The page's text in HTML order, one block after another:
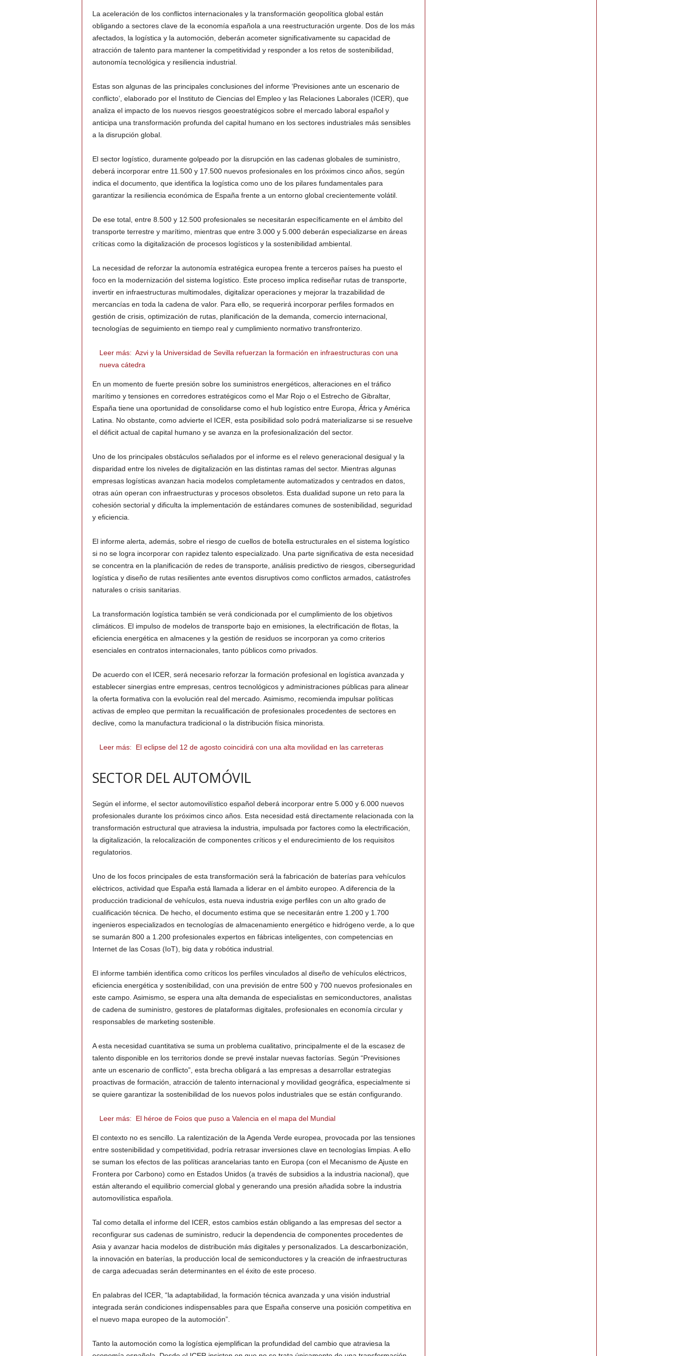
La aceleración de los conflictos internacionales y la transformación geopolítica global están
obligando a sectores clave de la economía española a una reestructuración urgente. Dos de los más
afectados, la logística y la automoción, deberán acometer significativamente su capacidad de
atracción de talento para mantener la competitividad y responder a los retos de sostenibilidad,
autonomía tecnológica y resiliencia industrial.
Estas son algunas de las principales conclusiones del informe ‘Previsiones ante un escenario de
conflicto’, elaborado por el Instituto de Ciencias del Empleo y las Relaciones Laborales (ICER), que
analiza el impacto de los nuevos riesgos geoestratégicos sobre el mercado laboral español y
anticipa una transformación profunda del capital humano en los sectores industriales más sensibles
a la disrupción global.
El sector logístico, duramente golpeado por la disrupción en las cadenas globales de suministro,
deberá incorporar entre 11.500 y 17.500 nuevos profesionales en los próximos cinco años, según
indica el documento, que identifica la logística como uno de los pilares fundamentales para
garantizar la resiliencia económica de España frente a un entorno global crecientemente volátil.
De ese total, entre 8.500 y 12.500 profesionales se necesitarán específicamente en el ámbito del
transporte terrestre y marítimo, mientras que entre 3.000 y 5.000 deberán especializarse en áreas
críticas como la digitalización de procesos logísticos y la sostenibilidad ambiental.
La necesidad de reforzar la autonomía estratégica europea frente a terceros países ha puesto el
foco en la modernización del sistema logístico. Este proceso implica rediseñar rutas de transporte,
invertir en infraestructuras multimodales, digitalizar operaciones y mejorar la trazabilidad de
mercancías en toda la cadena de valor. Para ello, se requerirá incorporar perfiles formados en
gestión de crisis, optimización de rutas, planificación de la demanda, comercio internacional,
tecnologías de seguimiento en tiempo real y cumplimiento normativo transfronterizo.
Leer más: Azvi y la Universidad de Sevilla refuerzan la formación en infraestructuras con una
nueva cátedra
En un momento de fuerte presión sobre los suministros energéticos, alteraciones en el tráfico
marítimo y tensiones en corredores estratégicos como el Mar Rojo o el Estrecho de Gibraltar,
España tiene una oportunidad de consolidarse como el hub logístico entre Europa, África y América
Latina. No obstante, como advierte el ICER, esta posibilidad solo podrá materializarse si se resuelve
el déficit actual de capital humano y se avanza en la profesionalización del sector.
Uno de los principales obstáculos señalados por el informe es el relevo generacional desigual y la
disparidad entre los niveles de digitalización en las distintas ramas del sector. Mientras algunas
empresas logísticas avanzan hacia modelos completamente automatizados y centrados en datos,
otras aún operan con infraestructuras y procesos obsoletos. Esta dualidad supone un reto para la
cohesión sectorial y dificulta la implementación de estándares comunes de sostenibilidad, seguridad
y eficiencia.
El informe alerta, además, sobre el riesgo de cuellos de botella estructurales en el sistema logístico
si no se logra incorporar con rapidez talento especializado. Una parte significativa de esta necesidad
se concentra en la planificación de redes de transporte, análisis predictivo de riesgos, ciberseguridad
logística y diseño de rutas resilientes ante eventos disruptivos como conflictos armados, catástrofes
naturales o crisis sanitarias.
La transformación logística también se verá condicionada por el cumplimiento de los objetivos
climáticos. El impulso de modelos de transporte bajo en emisiones, la electrificación de flotas, la
eficiencia energética en almacenes y la gestión de residuos se incorporan ya como criterios
esenciales en contratos internacionales, tanto públicos como privados.
De acuerdo con el ICER, será necesario reforzar la formación profesional en logística avanzada y
establecer sinergias entre empresas, centros tecnológicos y administraciones públicas para alinear
la oferta formativa con la evolución real del mercado. Asimismo, recomienda impulsar políticas
activas de empleo que permitan la recualificación de profesionales procedentes de sectores en
declive, como la manufactura tradicional o la distribución física minorista.
Leer más: El eclipse del 12 de agosto coincidirá con una alta movilidad en las carreteras
SECTOR DEL AUTOMÓVIL
Según el informe, el sector automovilístico español deberá incorporar entre 5.000 y 6.000 nuevos
profesionales durante los próximos cinco años. Esta necesidad está directamente relacionada con la
transformación estructural que atraviesa la industria, impulsada por factores como la electrificación,
la digitalización, la relocalización de componentes críticos y el endurecimiento de los requisitos
regulatorios.
Uno de los focos principales de esta transformación será la fabricación de baterías para vehículos
eléctricos, actividad que España está llamada a liderar en el ámbito europeo. A diferencia de la
producción tradicional de vehículos, esta nueva industria exige perfiles con un alto grado de
cualificación técnica. De hecho, el documento estima que se necesitarán entre 1.200 y 1.700
ingenieros especializados en tecnologías de almacenamiento energético e hidrógeno verde, a lo que
se sumarán 800 a 1.200 profesionales expertos en fábricas inteligentes, con competencias en
Internet de las Cosas (IoT), big data y robótica industrial.
El informe también identifica como críticos los perfiles vinculados al diseño de vehículos eléctricos,
eficiencia energética y sostenibilidad, con una previsión de entre 500 y 700 nuevos profesionales en
este campo. Asimismo, se espera una alta demanda de especialistas en semiconductores, analistas
de cadena de suministro, gestores de plataformas digitales, profesionales en economía circular y
responsables de marketing sostenible.
A esta necesidad cuantitativa se suma un problema cualitativo, principalmente el de la escasez de
talento disponible en los territorios donde se prevé instalar nuevas factorías. Según “Previsiones
ante un escenario de conflicto”, esta brecha obligará a las empresas a desarrollar estrategias
proactivas de formación, atracción de talento internacional y movilidad geográfica, especialmente si
se quiere garantizar la sostenibilidad de los nuevos polos industriales que se están configurando.
Leer más: El héroe de Foios que puso a Valencia en el mapa del Mundial
El contexto no es sencillo. La ralentización de la Agenda Verde europea, provocada por las tensiones
entre sostenibilidad y competitividad, podría retrasar inversiones clave en tecnologías limpias. A ello
se suman los efectos de las políticas arancelarias tanto en Europa (con el Mecanismo de Ajuste en
Frontera por Carbono) como en Estados Unidos (a través de subsidios a la industria nacional), que
están alterando el equilibrio comercial global y generando una presión añadida sobre la industria
automovilística española.
Tal como detalla el informe del ICER, estos cambios están obligando a las empresas del sector a
reconfigurar sus cadenas de suministro, reducir la dependencia de componentes procedentes de
Asia y avanzar hacia modelos de distribución más digitales y personalizados. La descarbonización,
la innovación en baterías, la producción local de semiconductores y la creación de infraestructuras
de carga adecuadas serán determinantes en el éxito de este proceso.
En palabras del ICER, “la adaptabilidad, la formación técnica avanzada y una visión industrial
integrada serán condiciones indispensables para que España conserve una posición competitiva en
el nuevo mapa europeo de la automoción”.
Tanto la automoción como la logística ejemplifican la profundidad del cambio que atraviesa la